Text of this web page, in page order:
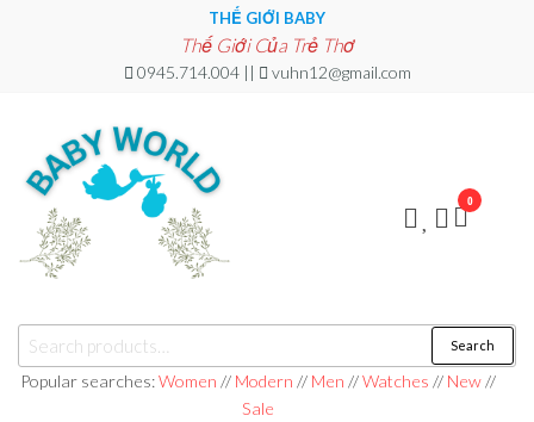
THẾ GIỚI BABY
Thế Giới Của Trẻ Thơ
0945.714.004 || vuhn12@gmail.com
THẾ
GIỚI
BABY
Thế
Giới
Của
Trẻ
for:
Search
Popular searches:Women // Modern // Men //Watches // New//
Sale
0